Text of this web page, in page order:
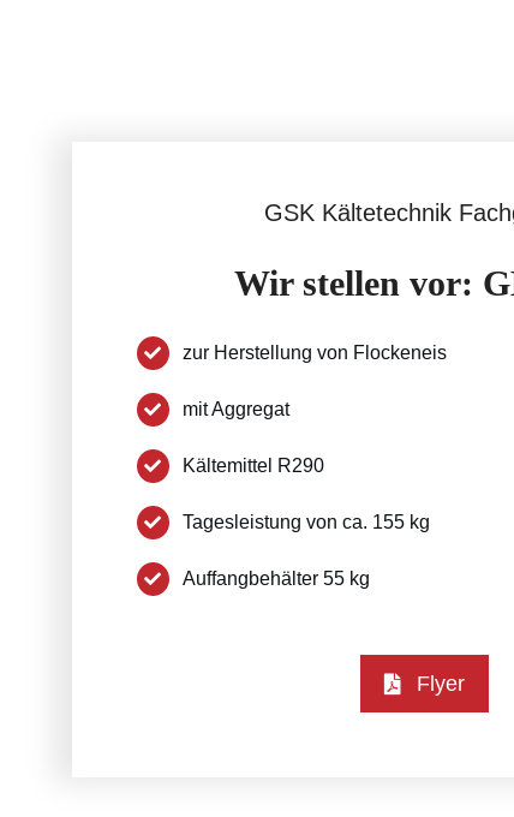
GSK Kältetechnik
Wir stellen vor:
zur Herstellung von Flockeneis
mit Aggregat
Kältemittel R290
Tagesleistung von ca. 155 kg
Auffangbehälter 55 kg
Flyer